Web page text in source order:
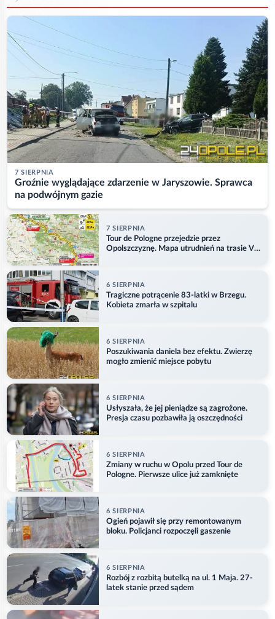
7 SIERPNIA
Groźnie wyglądające zdarzenie w Jaryszowie. Sprawca
na podwójnym gazie
7 SIERPNIA
Tour de Pologne przejedzie przez
Opolszczyznę. Mapa utrudnień na trasie V
6 SIERPNIA
Tragiczne potrącenie 83-latki w Brzegu.
Kobieta zmarła w szpitalu
6 SIERPNIA
Poszukiwania daniela bez efektu. Zwierzę
mogło zmienić miejsce pobytu
6 SIERPNIA
Usłyszała, że jej pieniądze są zagrożone.
Presja czasu pozbawiła ją oszczędności
6 SIERPNIA
Zmiany w ruchu w Opolu przed Tour de
Pologne. Pierwsze ulice już zamknięte
6 SIERPNIA
Ogień pojawił się przy remontowanym
bloku. Policjanci rozpoczęli gaszenie
6 SIERPNIA
Rozbój z rozbitą butelką na ul. 1 Maja. 27-
latek stanie przed sądem